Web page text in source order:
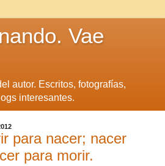
Vae
autor. Escritos, fotografías,
interesantes.
para nacer; nacer
para morir.